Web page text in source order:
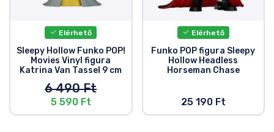
Elérhető
Sleepy Hollow Funko POP!
Movies Vinyl figura
Katrina Van Tassel 9 cm
6 490 Ft
5 590 Ft
Elérhető
Funko POP figura Sleepy
Hollow Headless
Horseman Chase
25 190 Ft
Terméktípusok
Márkák